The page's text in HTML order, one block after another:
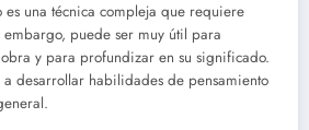
es una técnica compleja que requiere
puede ser muy útil para
y para profundizar en su significado.
desarrollar habilidades de pensamiento